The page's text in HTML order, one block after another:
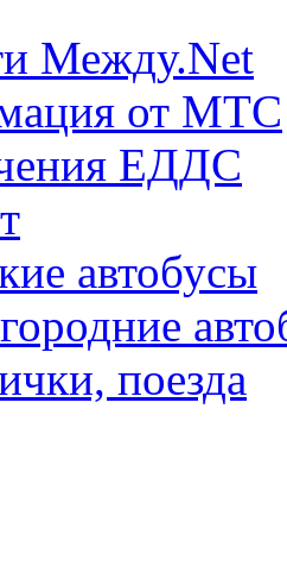
Между.Net
от МТС
ЕДДС
автобусы
поезда